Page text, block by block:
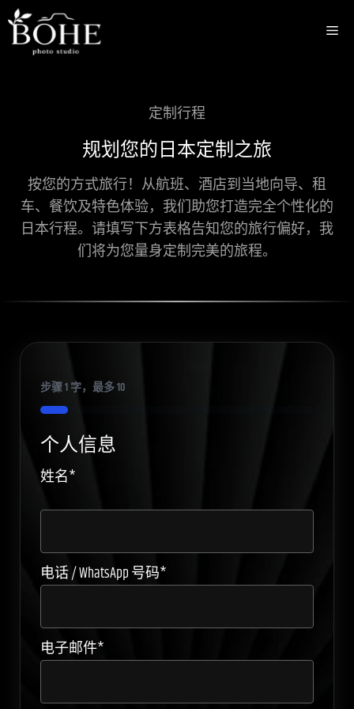
至
菜
定制行程
规划您的日本定制之旅
按您的方式旅行！从航班、酒店到当地向导、租
车、餐饮及特色体验，我们助您打造完全个性化的
日本行程。请填写下方表格告知您的旅行偏好，我
们将为您量身定制完美的旅程。
步骤1字，最多10
10%
个人信息
姓名*
电话 / WhatsApp 号码*
电子邮件*